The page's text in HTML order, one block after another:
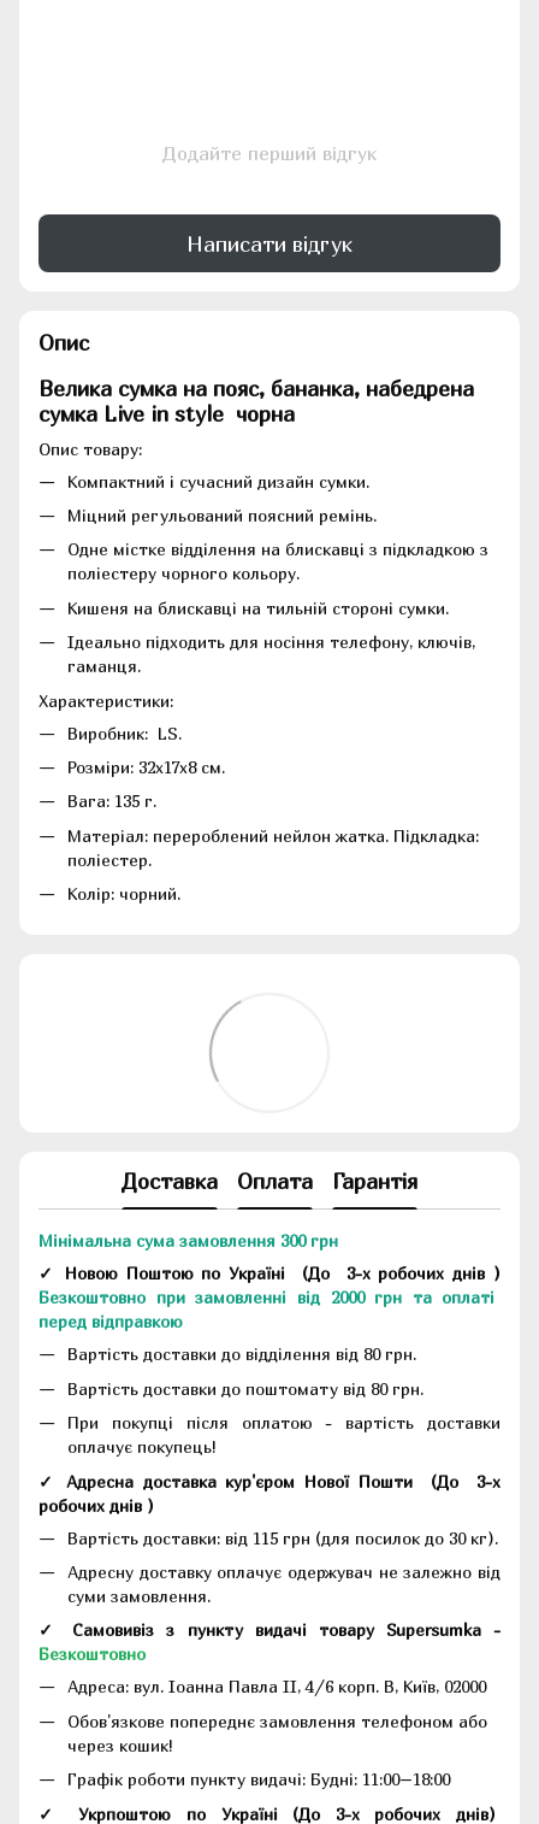
Додайте перший відгук
Написати відгук
Опис
Велика сумка на пояс, бананка, набедрена
сумка Live in style чорна
Опис товару:
Компактний і сучасний дизайн сумки.
Міцний регульований поясний ремінь.
Одне містке відділення на блискавці з підкладкою з
поліестеру чорного кольору.
Кишеня на блискавці на тильній стороні сумки.
Ідеально підходить для носіння телефону, ключів,
гаманця.
Характеристики:
Виробник: LS.
Розміри: 32х17х8 см.
Вага: 135 г.
Матеріал: перероблений нейлон жатка. Підкладка:
поліестер.
Колір: чорний.
Доставка Оплата Гарантія
Мінімальна сума замовлення 300 грн
✓ Новою Поштою по Україні (До 3-х робочих днів )
Безкоштовно при замовленні від 2000 грн та оплаті
перед відправкою
Вартість доставки до відділення від 80 грн.
Вартість доставки до поштомату від 80 грн.
При покупці після оплатою - вартість доставки
оплачує покупець!
✓ Адресна доставка кур'єром Нової Пошти (До 3-х
робочих днів )
Вартість доставки: від 115 грн (для посилок до 30 кг).
Адресну доставку оплачує одержувач не залежно від
суми замовлення.
✓ Самовивіз з пункту видачі товару Supersumka -
Безкоштовно
Адреса: вул. Іоанна Павла II, 4/6 корп. В, Київ, 02000
Обов'язкове попереднє замовлення телефоном або
через кошик!
Графік роботи пункту видачі: Будні: 11:00–18:00
✓ Укрпоштою по Україні (До 3-х робочих днів)